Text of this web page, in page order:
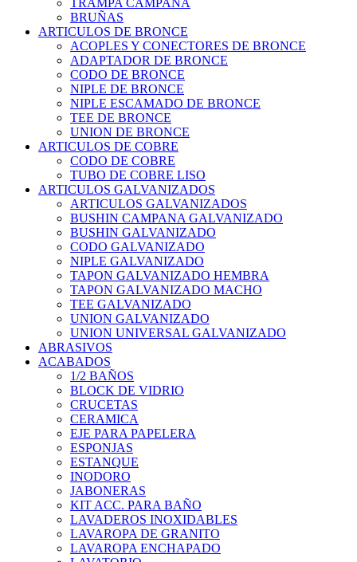
TRAMPA CAMPANA
BRUÑAS
ARTICULOS DE BRONCE
ACOPLES Y CONECTORES DE BRONCE
ADAPTADOR DE BRONCE
CODO DE BRONCE
NIPLE DE BRONCE
NIPLE ESCAMADO DE BRONCE
TEE DE BRONCE
UNION DE BRONCE
ARTICULOS DE COBRE
CODO DE COBRE
TUBO DE COBRE LISO
ARTICULOS GALVANIZADOS
ARTICULOS GALVANIZADOS
BUSHIN CAMPANA GALVANIZADO
BUSHIN GALVANIZADO
CODO GALVANIZADO
NIPLE GALVANIZADO
TAPON GALVANIZADO HEMBRA
TAPON GALVANIZADO MACHO
TEE GALVANIZADO
UNION GALVANIZADO
UNION UNIVERSAL GALVANIZADO
ABRASIVOS
ACABADOS
1/2 BAÑOS
BLOCK DE VIDRIO
CRUCETAS
CERAMICA
EJE PARA PAPELERA
ESPONJAS
ESTANQUE
INODORO
JABONERAS
KIT ACC. PARA BAÑO
LAVADEROS INOXIDABLES
LAVAROPA DE GRANITO
LAVAROPA ENCHAPADO